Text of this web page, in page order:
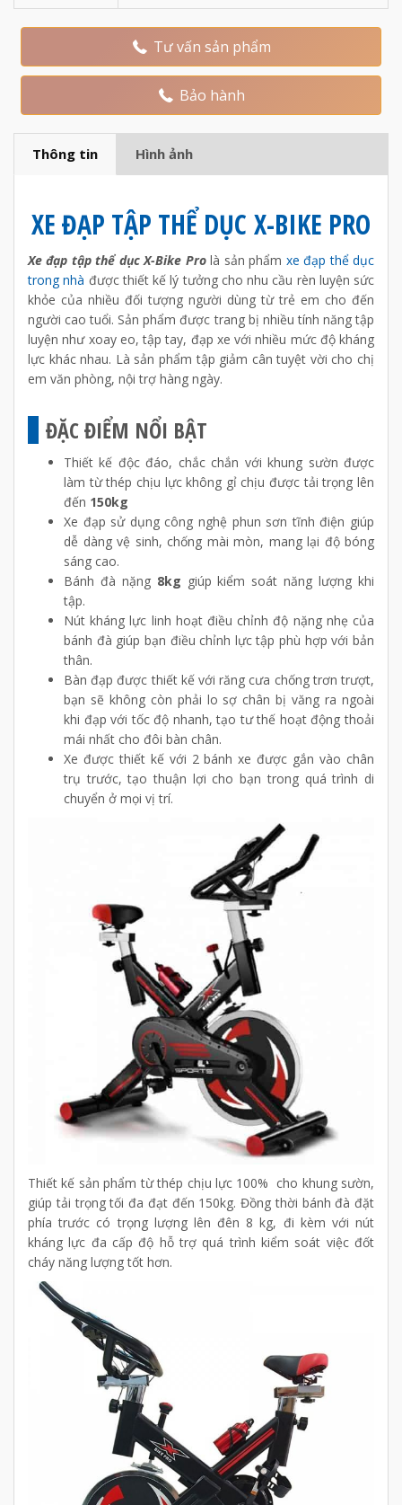
Tư vấn sản phẩm
Bảo hành
Thông tin Hình ảnh
XE ĐẠP TẬP THỂ DỤC X-BIKE PRO
Xe đạp tập thể dục X-Bike Prolà sản phẩm xe đạp thể dục
trong nhà được thiết kế lý tưởng cho nhu cầu rèn luyện sức
khỏe của nhiều đối tượng người dùng từ trẻ em cho đến
người cao tuổi. Sản phẩm được trang bị nhiều tính năng tập
luyện như xoay eo, tập tay, đạp xe với nhiều mức độ kháng
lực khác nhau. Là sản phẩm tập giảm cân tuyệt vời cho chị
em văn phòng, nội trợ hàng ngày.
ĐẶC ĐIỂM NỔI BẬT
Thiết kế độc đáo, chắc chắn với khung sườn được
làm từ thép chịu lực không gỉ chịu được tải trọng lên
đến 150kg
Xe đạp sử dụng công nghệ phun sơn tĩnh điện giúp
dễ dàng vệ sinh, chống mài mòn, mang lại độ bóng
sáng cao.
Bánh đà nặng 8kg giúp kiểm soát năng lượng khi
tập.
Nút kháng lực linh hoạt điều chỉnh độ nặng nhẹ của
bánh đà giúp bạn điều chỉnh lực tập phù hợp với bản
thân.
Bàn đạp được thiết kế với răng cưa chống trơn trượt,
bạn sẽ không còn phải lo sợ chân bị văng ra ngoài
khi đạp với tốc độ nhanh, tạo tư thế hoạt động thoải
mái nhất cho đôi bàn chân.
Xe được thiết kế với 2 bánh xe được gắn vào chân
trụ trước, tạo thuận lợi cho bạn trong quá trình di
chuyển ở mọi vị trí.
Thiết kế sản phẩm từ thép chịu lực 100% cho khung sườn,
giúp tải trọng tối đa đạt đến 150kg. Đồng thời bánh đà đặt
phía trước có trọng lượng lên đên 8 kg, đi kèm với nút
kháng lực đa cấp độ hỗ trợ quá trình kiểm soát việc đốt
cháy năng lượng tốt hơn.